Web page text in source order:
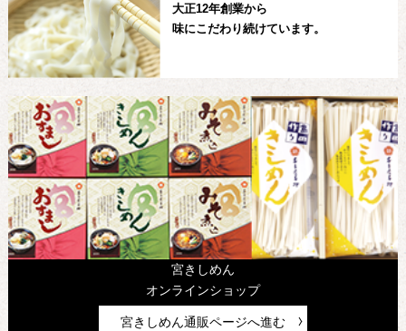
大正12年創業から
味にこだわり続けています。
宮きしめん
オンラインショップ
宮きしめん通販ページへ進む